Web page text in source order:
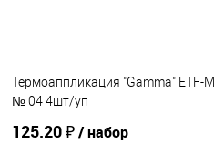
Термоаппликация "Gamma" ETF-M
№ 04 4шт/уп
125.20 ₽/ набор